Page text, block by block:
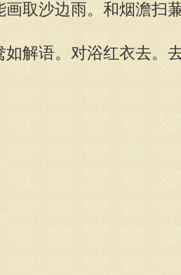
画取沙边雨。和烟澹扫
如解语。对浴红衣去。